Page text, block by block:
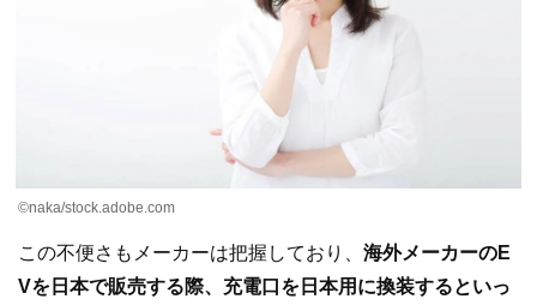
©naka/stock.adobe.com
この不便さもメーカーは把握しており、 海外メーカーのE
Vを日本で販売する際、充電口を日本用に換装するといっ